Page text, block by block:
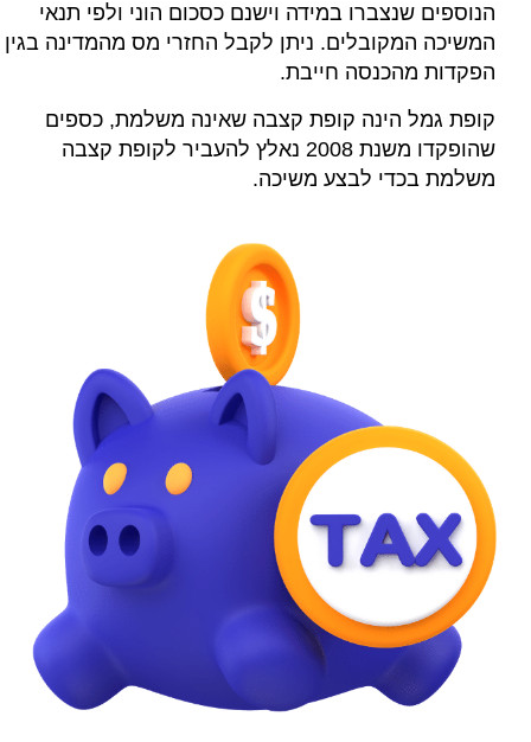
הנוספים שנצברו במידה וישנם כסכום הוני ולפי תנאי
המשיכה המקובלים. ניתן לקבל החזרי מס מהמדינה בגין
הפקדות מהכנסה חייבת.
קופת גמל הינה קופת קצבה שאינה משלמת, כספים
שהופקדו משנת 2008 נאלץ להעביר לקופת קצבה
משלמת בכדי לבצע משיכה.